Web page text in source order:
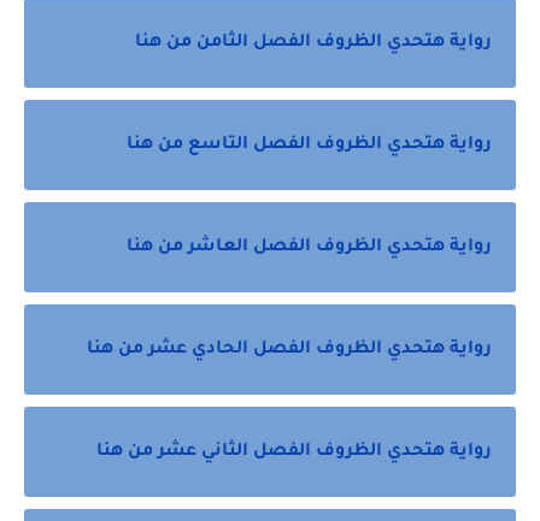
رواية هتحدي الظروف الفصل الثامن من هنا
رواية هتحدي الظروف الفصل التاسع من هنا
رواية هتحدي الظروف الفصل العاشر من هنا
رواية هتحدي الظروف الفصل الحادي عشر من هنا
رواية هتحدي الظروف الفصل الثاني عشر من هنا